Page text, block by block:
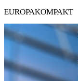
EUROPAKOMPAKT